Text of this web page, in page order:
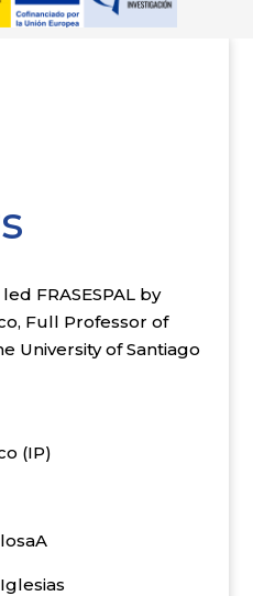
FRASESPAL by
Full Professor of
University of Santiago
(IP)